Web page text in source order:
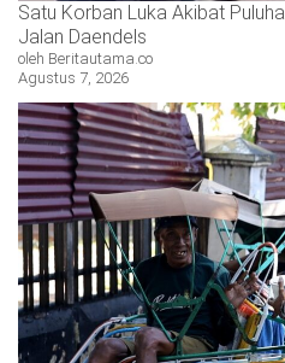
Satu Korban Luka Akibat
Jalan Daendels
oleh Beritautama.co
Agustus 7, 2026